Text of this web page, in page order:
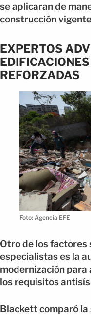
se aplicaran de
construcción
EXPERTOS
REFORZADAS
Foto: Agencia EFE
Otro de los factores
especialistas es la
modernización
los requisitos
Blackett comparó la